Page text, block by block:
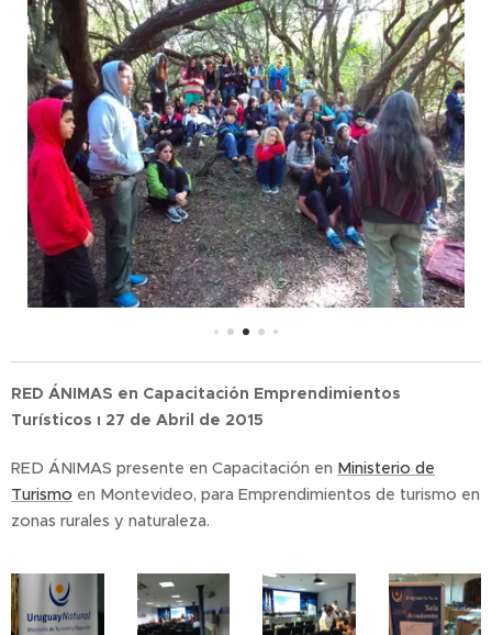
RED ÁNIMAS en Capacitación Emprendimientos
Turísticos ı 27 de Abril de 2015
RED ÁNIMAS presente en Capacitación en Ministerio de
Turismo en Montevideo, para Emprendimientos de turismo en
zonas rurales y naturaleza.